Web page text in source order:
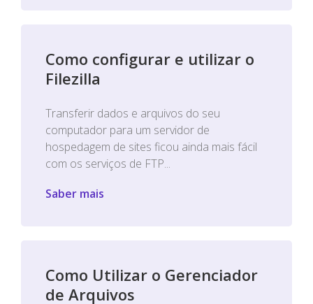
Como configurar e utilizar o
Filezilla
Transferir dados e arquivos do seu
computador para um servidor de
hospedagem de sites ficou ainda mais fácil
com os serviços de FTP...
Saber mais
Como Utilizar o Gerenciador
de Arquivos